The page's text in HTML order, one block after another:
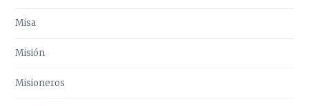
Misa
Misión
Misioneros